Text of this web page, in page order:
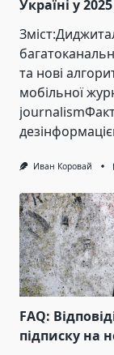
Україні у
та нові
мобільної
Иван Коровай
FAQ:
підписку на